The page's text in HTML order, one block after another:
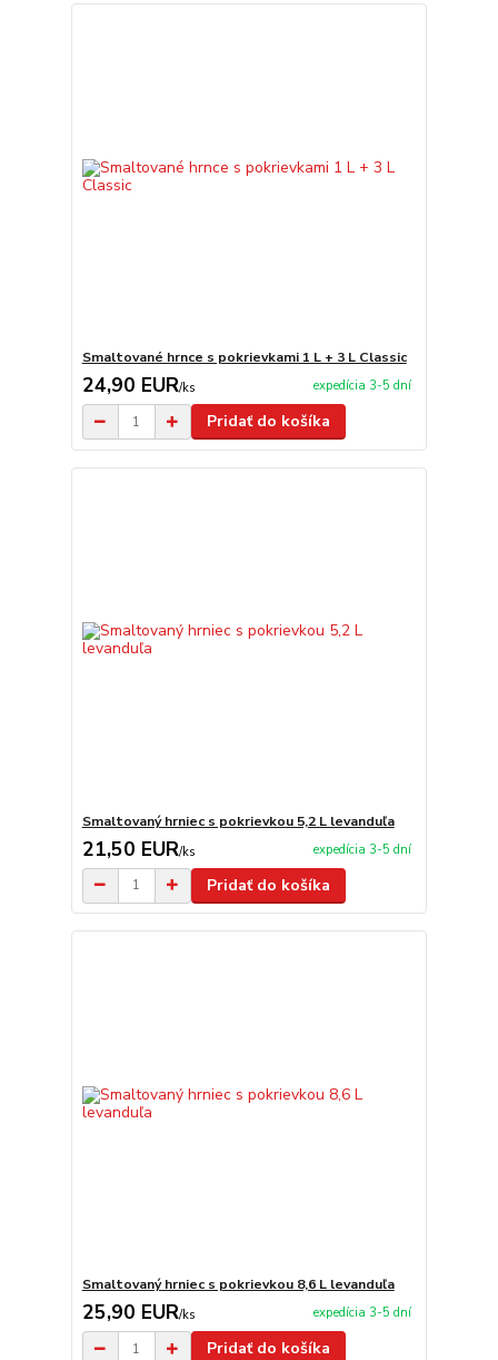
Smaltované hrnce s pokrievkami 1 L + 3 L Classic
24,90 EUR/ks expedícia 3-5 dní
Pridať do košíka
Smaltovaný hrniec s pokrievkou 5,2 L levanduľa
21,50 EUR/ks expedícia 3-5 dní
Pridať do košíka
Smaltovaný hrniec s pokrievkou 8,6 L levanduľa
25,90 EUR/ks expedícia 3-5 dní
Pridať do košíka